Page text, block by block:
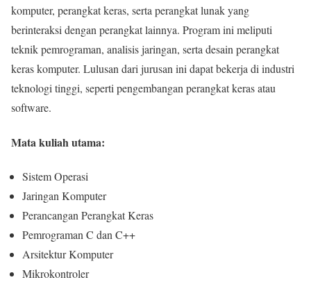
komputer, perangkat keras, serta perangkat lunak yang
berinteraksi dengan perangkat lainnya. Program ini meliputi
teknik pemrograman, analisis jaringan, serta desain perangkat
keras komputer. Lulusan dari jurusan ini dapat bekerja di industri
teknologi tinggi, seperti pengembangan perangkat keras atau
software.
Mata kuliah utama:
Sistem Operasi
Jaringan Komputer
Perancangan Perangkat Keras
Pemrograman C dan C++
Arsitektur Komputer
Mikrokontroler